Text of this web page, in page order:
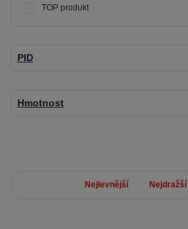
TOP produkt
PID
Hmotnost
Nejlevnější Nejdražší